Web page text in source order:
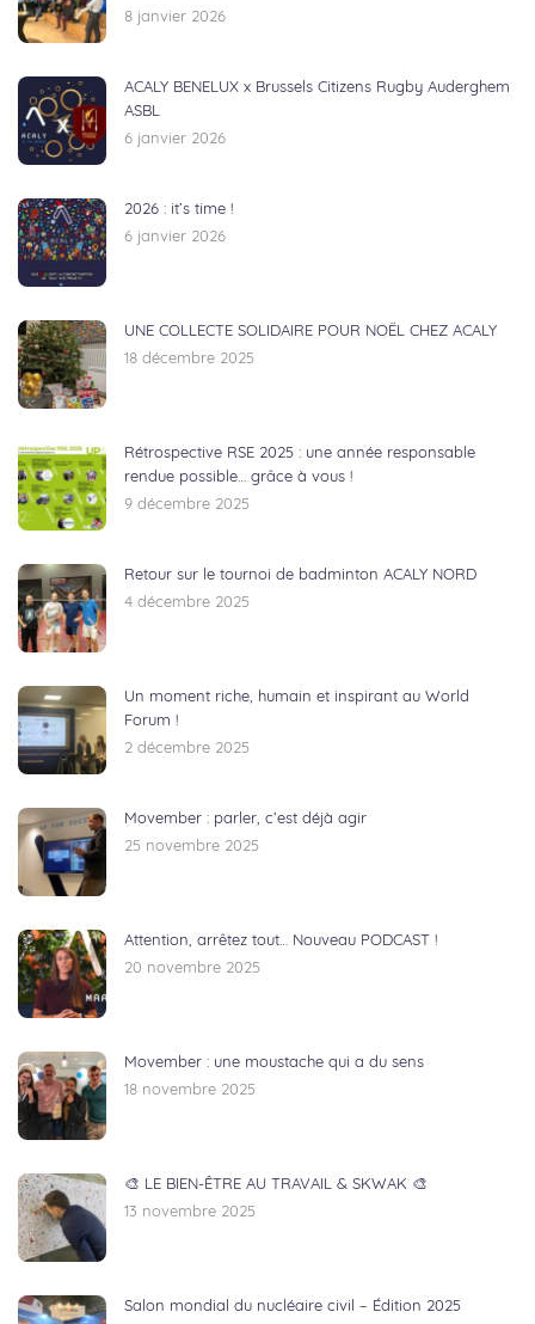
8 janvier 2026
ACALY BENELUX x Brussels Citizens Rugby Auderghem
ASBL
6 janvier 2026
2026 : it’s time !
6 janvier 2026
UNE COLLECTE SOLIDAIRE POUR NOËL CHEZ ACALY
18 décembre 2025
Rétrospective RSE 2025 : une année responsable
rendue possible… grâce à vous !
9 décembre 2025
Retour sur le tournoi de badminton ACALY NORD
4 décembre 2025
Un moment riche, humain et inspirant au World
Forum !
2 décembre 2025
Movember : parler, c’est déjà agir
25 novembre 2025
Attention, arrêtez tout… Nouveau PODCAST !
20 novembre 2025
Movember : une moustache qui a du sens
18 novembre 2025
🎨 LE BIEN-ÊTRE AU TRAVAIL & SKWAK 🎨
13 novembre 2025
Salon mondial du nucléaire civil – Édition 2025